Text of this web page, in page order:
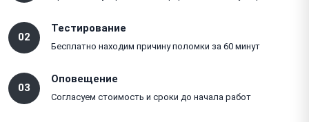
02
Тестирование
Бесплатно находим причину поломки за 60 минут
03
Оповещение
Согласуем стоимость и сроки до начала работ